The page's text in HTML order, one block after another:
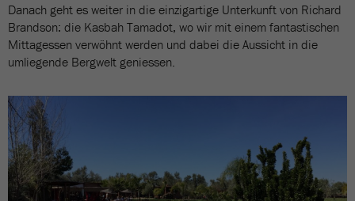
Danach geht es weiter in die einzigartige Unterkunft von Richard
Brandson: die Kasbah Tamadot, wo wir mit einem fantastischen
Mittagessen verwöhnt werden und dabei die Aussicht in die
umliegende Bergwelt geniessen.